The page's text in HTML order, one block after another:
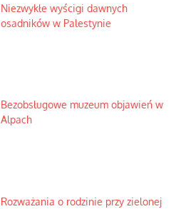
Niezwykłe wyścigi dawnych
osadników w Palestynie
Bezobsługowe muzeum objawień w
Alpach
Rozważania o rodzinie przy zielonej